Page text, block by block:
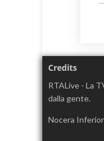
Credits
RTALive - La
dalla gente.
Nocera